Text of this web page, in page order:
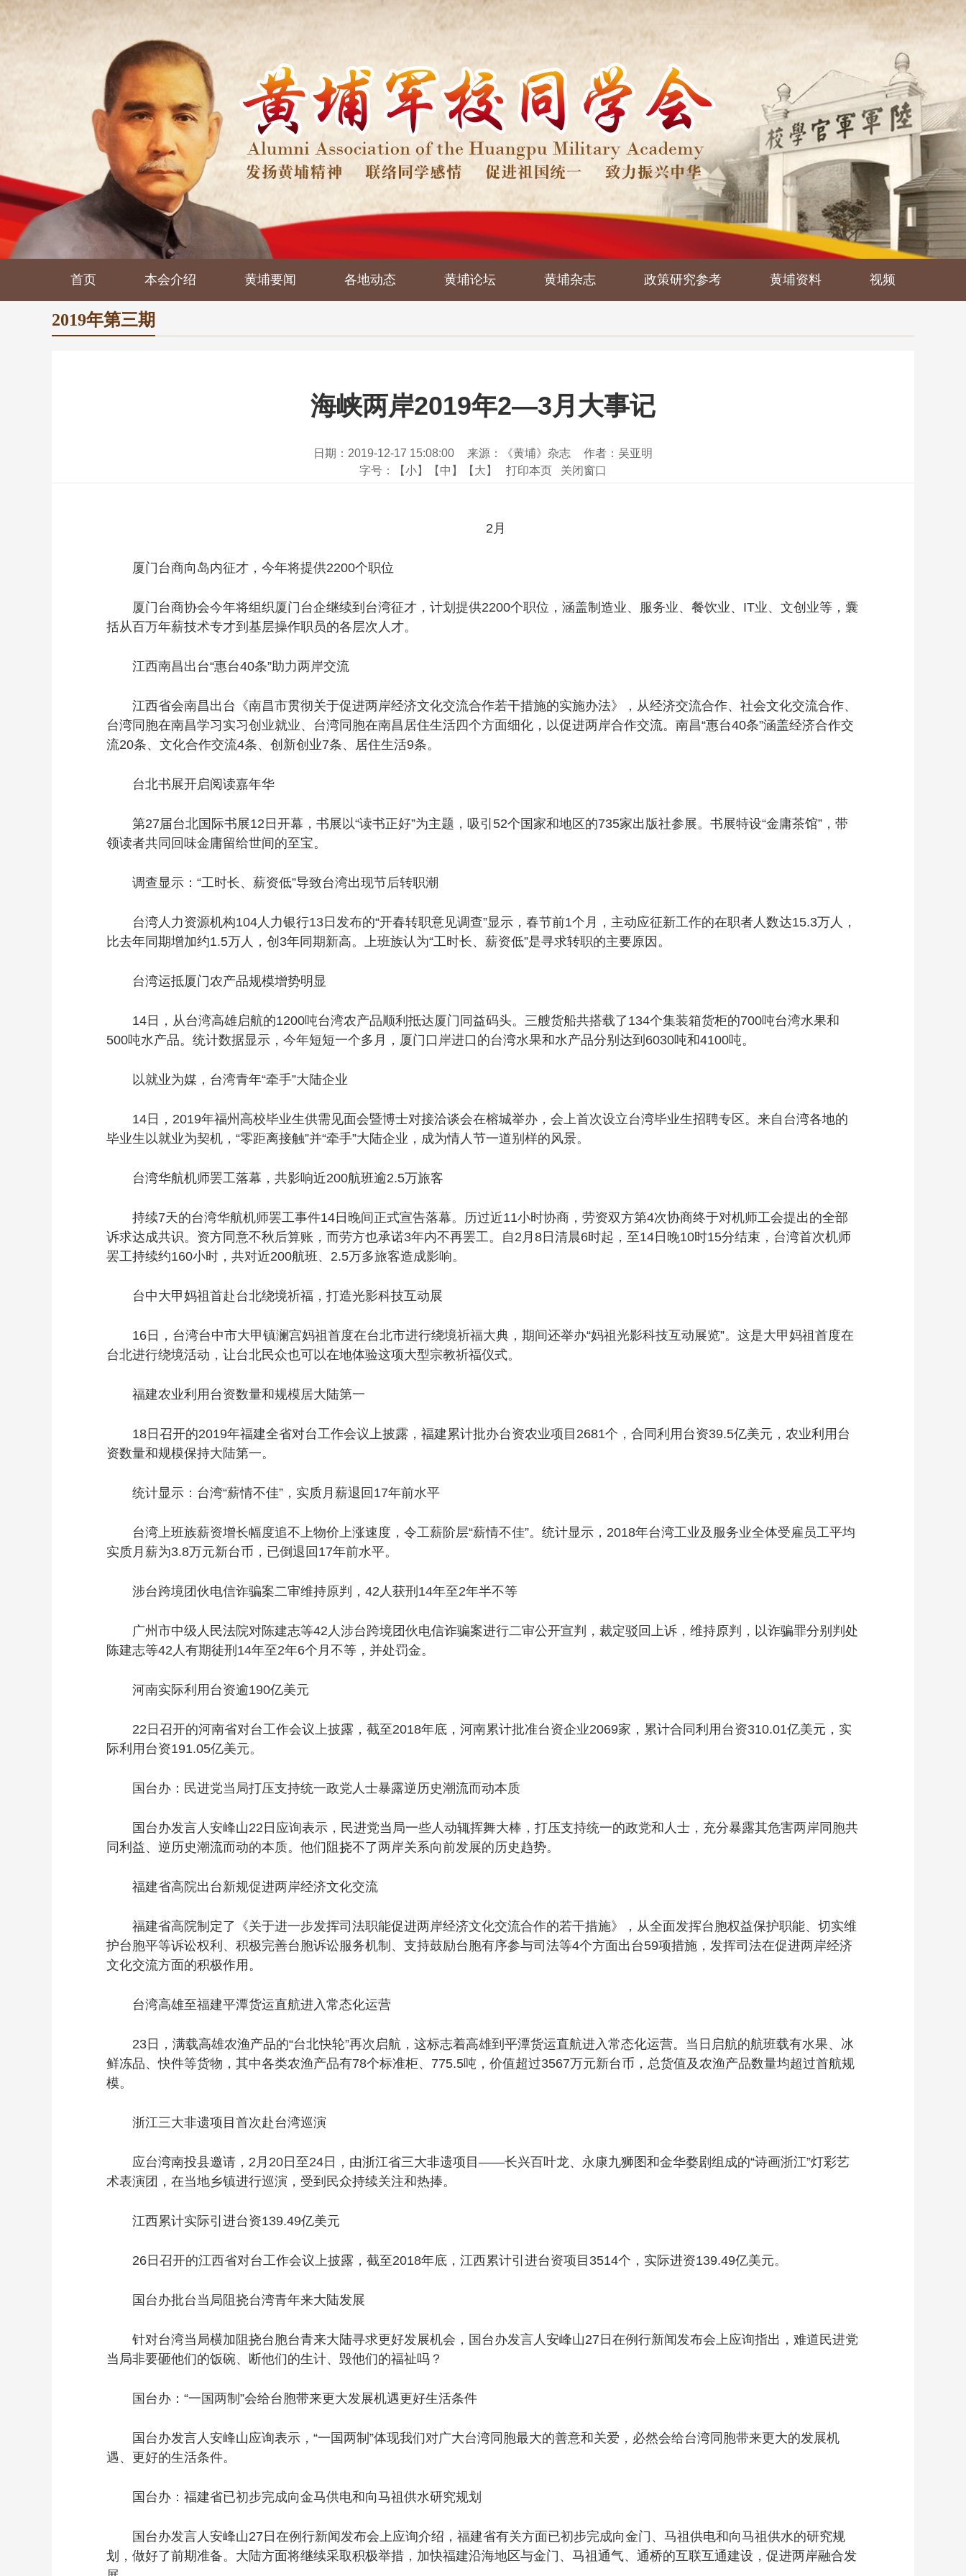
首页 本会介绍 黄埔要闻 各地动态 黄埔论坛 黄埔杂志 政策研究参考 黄埔资料 视频
2019年第三期
海峡两岸2019年2—3月大事记
日期：2019-12-17 15:08:00 来源：《黄埔》杂志
作者：吴亚明
字号：
【小】 【中】 【大】 打印本页 关闭窗口
2月
厦门台商向岛内征才，今年将提供2200个职位
厦门台商协会今年将组织厦门台企继续到台湾征才，计划提供2200个职位，涵盖制造业、服务业、餐饮业、IT业、文创业等，囊
括从百万年薪技术专才到基层操作职员的各层次人才。
江西南昌出台“惠台40条”助力两岸交流
江西省会南昌出台《南昌市贯彻关于促进两岸经济文化交流合作若干措施的实施办法》，从经济交流合作、社会文化交流合作、
台湾同胞在南昌学习实习创业就业、台湾同胞在南昌居住生活四个方面细化，以促进两岸合作交流。南昌“惠台40条”涵盖经济合作交
流20条、文化合作交流4条、创新创业7条、居住生活9条。
台北书展开启阅读嘉年华
第27届台北国际书展12日开幕，书展以“读书正好”为主题，吸引52个国家和地区的735家出版社参展。书展特设“金庸茶馆”，带
领读者共同回味金庸留给世间的至宝。
调查显示：“工时长、薪资低”导致台湾出现节后转职潮
台湾人力资源机构104人力银行13日发布的“开春转职意见调查”显示，春节前1个月，主动应征新工作的在职者人数达15.3万人，
比去年同期增加约1.5万人，创3年同期新高。上班族认为“工时长、薪资低”是寻求转职的主要原因。
台湾运抵厦门农产品规模增势明显
14日，从台湾高雄启航的1200吨台湾农产品顺利抵达厦门同益码头。三艘货船共搭载了134个集装箱货柜的700吨台湾水果和
500吨水产品。统计数据显示，今年短短一个多月，厦门口岸进口的台湾水果和水产品分别达到6030吨和4100吨。
以就业为媒，台湾青年“牵手”大陆企业
14日，2019年福州高校毕业生供需见面会暨博士对接洽谈会在榕城举办，会上首次设立台湾毕业生招聘专区。来自台湾各地的
毕业生以就业为契机，“零距离接触”并“牵手”大陆企业，成为情人节一道别样的风景。
台湾华航机师罢工落幕，共影响近200航班逾2.5万旅客
持续7天的台湾华航机师罢工事件14日晚间正式宣告落幕。历过近11小时协商，劳资双方第4次协商终于对机师工会提出的全部
诉求达成共识。资方同意不秋后算账，而劳方也承诺3年内不再罢工。自2月8日清晨6时起，至14日晚10时15分结束，台湾首次机师
罢工持续约160小时，共对近200航班、2.5万多旅客造成影响。
台中大甲妈祖首赴台北绕境祈福，打造光影科技互动展
16日，台湾台中市大甲镇澜宫妈祖首度在台北市进行绕境祈福大典，期间还举办“妈祖光影科技互动展览”。这是大甲妈祖首度在
台北进行绕境活动，让台北民众也可以在地体验这项大型宗教祈福仪式。
福建农业利用台资数量和规模居大陆第一
18日召开的2019年福建全省对台工作会议上披露，福建累计批办台资农业项目2681个，合同利用台资39.5亿美元，农业利用台
资数量和规模保持大陆第一。
统计显示：台湾“薪情不佳”，实质月薪退回17年前水平
台湾上班族薪资增长幅度追不上物价上涨速度，令工薪阶层“薪情不佳”。统计显示，2018年台湾工业及服务业全体受雇员工平均
实质月薪为3.8万元新台币，已倒退回17年前水平。
涉台跨境团伙电信诈骗案二审维持原判，42人获刑14年至2年半不等
广州市中级人民法院对陈建志等42人涉台跨境团伙电信诈骗案进行二审公开宣判，裁定驳回上诉，维持原判，以诈骗罪分别判处
陈建志等42人有期徒刑14年至2年6个月不等，并处罚金。
河南实际利用台资逾190亿美元
22日召开的河南省对台工作会议上披露，截至2018年底，河南累计批准台资企业2069家，累计合同利用台资310.01亿美元，实
际利用台资191.05亿美元。
国台办：民进党当局打压支持统一政党人士暴露逆历史潮流而动本质
国台办发言人安峰山22日应询表示，民进党当局一些人动辄挥舞大棒，打压支持统一的政党和人士，充分暴露其危害两岸同胞共
同利益、逆历史潮流而动的本质。他们阻挠不了两岸关系向前发展的历史趋势。
福建省高院出台新规促进两岸经济文化交流
福建省高院制定了《关于进一步发挥司法职能促进两岸经济文化交流合作的若干措施》，从全面发挥台胞权益保护职能、切实维
护台胞平等诉讼权利、积极完善台胞诉讼服务机制、支持鼓励台胞有序参与司法等4个方面出台59项措施，发挥司法在促进两岸经济
文化交流方面的积极作用。
台湾高雄至福建平潭货运直航进入常态化运营
23日，满载高雄农渔产品的“台北快轮”再次启航，这标志着高雄到平潭货运直航进入常态化运营。当日启航的航班载有水果、冰
鲜冻品、快件等货物，其中各类农渔产品有78个标准柜、775.5吨，价值超过3567万元新台币，总货值及农渔产品数量均超过首航规
模。
浙江三大非遗项目首次赴台湾巡演
应台湾南投县邀请，2月20日至24日，由浙江省三大非遗项目——长兴百叶龙、永康九狮图和金华婺剧组成的“诗画浙江”灯彩艺
术表演团，在当地乡镇进行巡演，受到民众持续关注和热捧。
江西累计实际引进台资139.49亿美元
26日召开的江西省对台工作会议上披露，截至2018年底，江西累计引进台资项目3514个，实际进资139.49亿美元。
国台办批台当局阻挠台湾青年来大陆发展
针对台湾当局横加阻挠台胞台青来大陆寻求更好发展机会，国台办发言人安峰山27日在例行新闻发布会上应询指出，难道民进党
当局非要砸他们的饭碗、断他们的生计、毁他们的福祉吗？
国台办：“一国两制”会给台胞带来更大发展机遇更好生活条件
国台办发言人安峰山应询表示，“一国两制”体现我们对广大台湾同胞最大的善意和关爱，必然会给台湾同胞带来更大的发展机
遇、更好的生活条件。
国台办：福建省已初步完成向金马供电和向马祖供水研究规划
国台办发言人安峰山27日在例行新闻发布会上应询介绍，福建省有关方面已初步完成向金门、马祖供电和向马祖供水的研究规
划，做好了前期准备。大陆方面将继续采取积极举措，加快福建沿海地区与金门、马祖通气、通桥的互联互通建设，促进两岸融合发